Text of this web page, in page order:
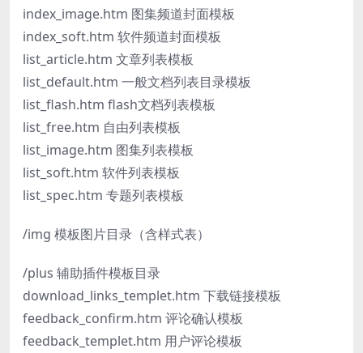
index_image.htm 图集频道封面模板
index_soft.htm 软件频道封面模板
list_article.htm 文章列表模板
list_default.htm 一般文档列表目录模板
list_flash.htm flash文档列表模板
list_free.htm 自由列表模板
list_image.htm 图集列表模板
list_soft.htm 软件列表模板
list_spec.htm 专题列表模板
/img 模板图片目录（含样式表）
/plus 辅助插件模板目录
download_links_templet.htm 下载链接模板
feedback_confirm.htm 评论确认模板
feedback_templet.htm 用户评论模板